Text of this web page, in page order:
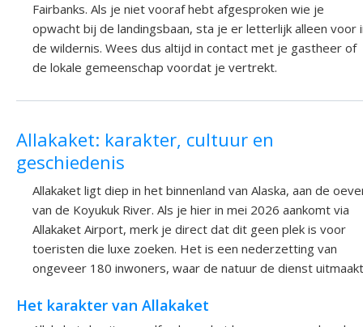
Fairbanks. Als je niet vooraf hebt afgesproken wie je
opwacht bij de landingsbaan, sta je er letterlijk alleen voor
de wildernis. Wees dus altijd in contact met je gastheer of
de lokale gemeenschap voordat je vertrekt.
Allakaket: karakter, cultuur en
geschiedenis
Allakaket ligt diep in het binnenland van Alaska, aan de
van de Koyukuk River. Als je hier in mei 2026 aankomt via
Allakaket Airport, merk je direct dat dit geen plek is voor
toeristen die luxe zoeken. Het is een nederzetting van
ongeveer 180 inwoners, waar de natuur de dienst
Het karakter van Allakaket